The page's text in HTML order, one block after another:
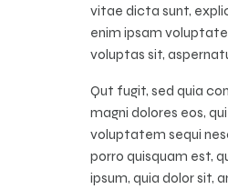
vitae dicta sunt,
enim ipsam
voluptas sit,
Qut fugit, sed quia
magni dolores eos,
voluptatem sequi
porro quisquam est,
ipsum, quia dolor sit,